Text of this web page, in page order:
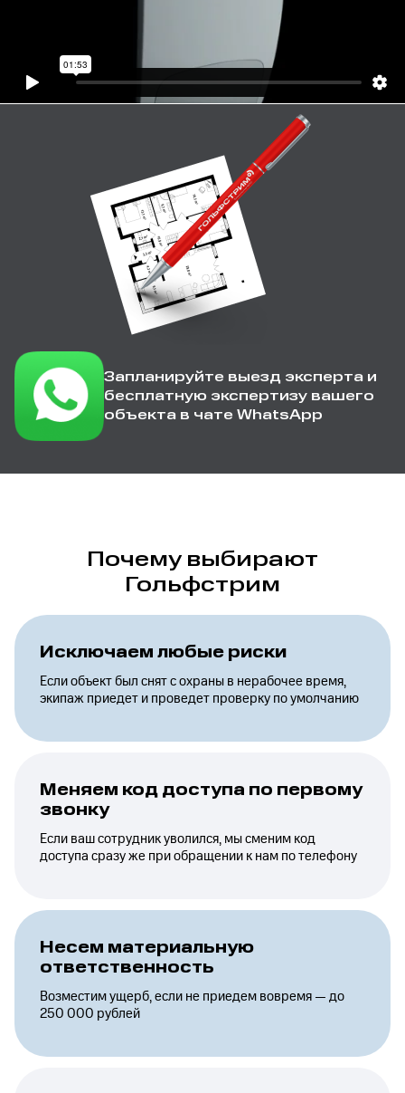
Запланируйте выезд эксперта и
бесплатную экспертизу вашего
объекта в чате WhatsApp
Почему выбирают
Гольфстрим
Исключаем любые риски
Если объект был снят с охраны в нерабочее время,
экипаж приедет и проведет проверку по умолчанию
Меняем код доступа по первому
звонку
Если ваш сотрудник уволился, мы сменим код
доступа сразу же при обращении к нам по телефону
Несем материальную
ответственность
Возместим ущерб, если не приедем вовремя — до
250 000 рублей